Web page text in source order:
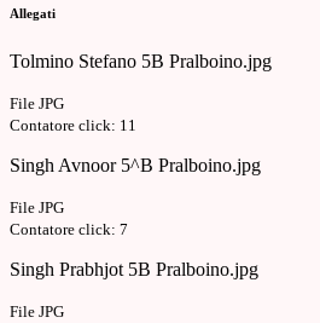
Allegati
Tolmino Stefano 5B Pralboino.jpg
File JPG
Contatore click: 11
Singh Avnoor 5^B Pralboino.jpg
File JPG
Contatore click: 7
Singh Prabhjot 5B Pralboino.jpg
File JPG